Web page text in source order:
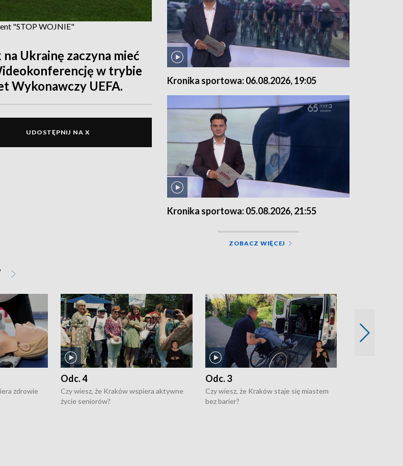
"STOP WOJNIE"
Ukrainę zaczyna mieć
w trybie
Wykonawczy UEFA.
UDOSTĘPNIJ NA X
Kronika sportowa: 06.08.2026, 19:05
Kronika sportowa: 05.08.2026, 21:55
ZOBACZ WIĘCEJ
zdrowie
Odc. 4
Czy wiesz, że Kraków wspiera aktywne
życie seniorów?
Odc. 3
Czy wiesz, że Kraków staje się miastem
bez barier?